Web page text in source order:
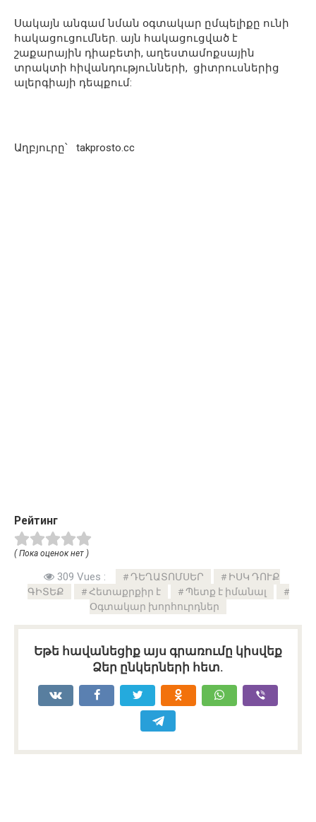
Սակայն անգամ նման օգտակար ըմպելիքը ունի
հակացուցումներ. այն հակացուցված է
շաքարային դիաբետի, աղեստամոքսային
տրակտի հիվանդությունների, ցիտրուսներից
ալերգիայի դեպքում:
Աղբյուրը՝ takprosto.cc
Рейтинг
( Пока оценок нет )
309 Vues : ԴԵՂԱՏՈՄՍԵՐ
ԻՍԿ ԴՈՒՔ
ԳԻՏԵՔ
Հետաքրքիր է
Պետք է իմանալ
Օգտակար խորհուրդներ
Եթե հավանեցիք այս գրառումը կիսվեք
Ձեր ընկերների հետ.